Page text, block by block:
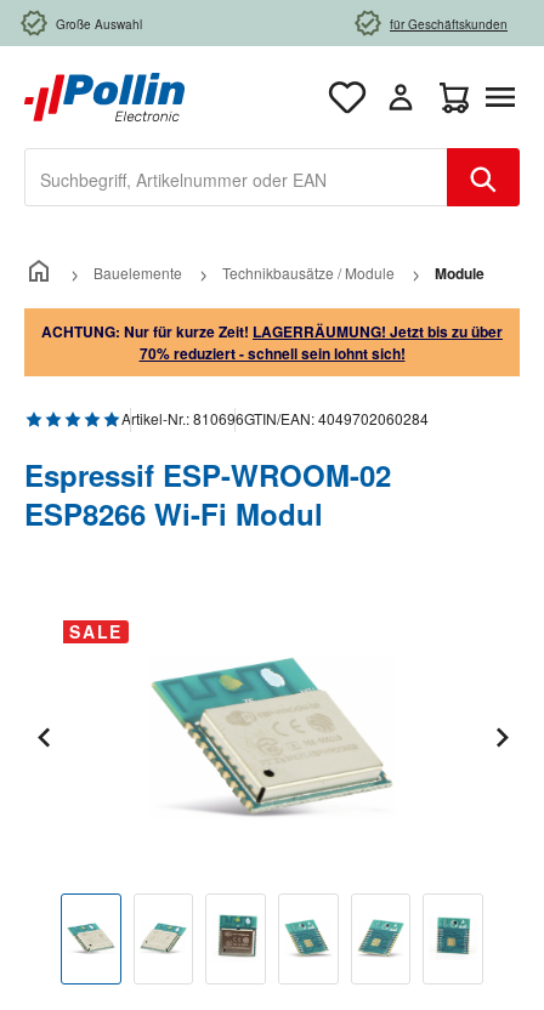
Zum Hauptinhalt springen
Große Auswahl für Geschäftskunden
Bauelemente Technikbausätze / Module Module
ACHTUNG: Nur für kurze Zeit! LAGERRÄUMUNG! Jetzt bis zu über
70% reduziert - schnell sein lohnt sich!
Durchschnittliche Bewertung von 5 von 5 Sternen
Artikel-Nr.:810696GTIN/EAN:4049702060284
Espressif ESP-WROOM-02
ESP8266 Wi-Fi Modul
Bildergalerie überspringen
SALE